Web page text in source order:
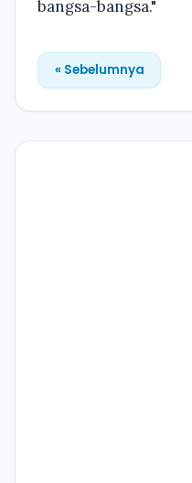
bangsa-bangsa."
« Sebelumnya